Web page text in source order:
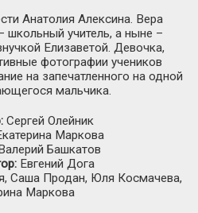
Анатолия Алексина. Вера
учитель, а ныне –
Елизаветой. Девочка,
фотографии учеников
на запечатленного на одной
мальчика.
Сергей Олейник
Маркова
Башкатов
Евгений Дога
Саша Продан, Юля Космачева,
Маркова